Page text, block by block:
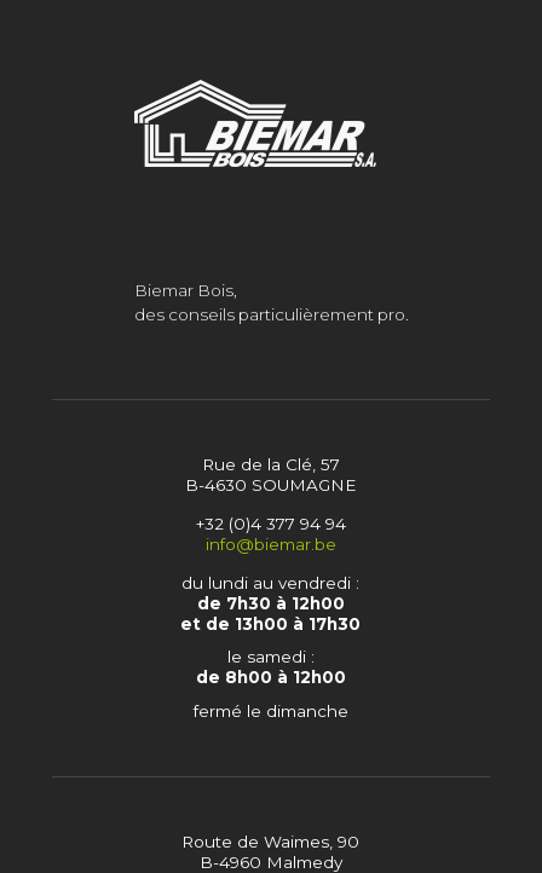
Biemar Bois,
des conseils particulièrement pro.
Rue de la Clé, 57
B-4630 SOUMAGNE
+32 (0)4 377 94 94
info@biemar.be
du lundi au vendredi :
de 7h30 à 12h00
et de 13h00 à 17h30
le samedi :
de 8h00 à 12h00
fermé le dimanche
Route de Waimes, 90
B-4960 Malmedy